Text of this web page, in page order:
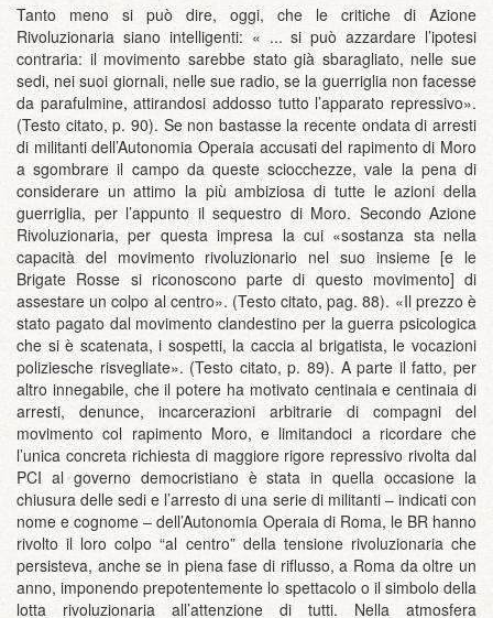
Tanto meno si può dire, oggi, che le critiche di Azione
Rivoluzionaria siano intelligenti: « ... si può azzardare l’ipotesi
contraria: il movimento sarebbe stato già sbaragliato, nelle sue
sedi, nei suoi giornali, nelle sue radio, se la guerriglia non facesse
da parafulmine, attirandosi addosso tutto l’apparato repressivo».
(Testo citato, p. 90). Se non bastasse la recente ondata di arresti
di militanti dell’Autonomia Operaia accusati del rapimento di Moro
a sgombrare il campo da queste sciocchezze, vale la pena di
considerare un attimo la più ambiziosa di tutte le azioni della
guerriglia, per l’appunto il sequestro di Moro. Secondo Azione
Rivoluzionaria, per questa impresa la cui «sostanza sta nella
capacità del movimento rivoluzionario nel suo insieme [e le
Brigate Rosse si riconoscono parte di questo movimento] di
assestare un colpo al centro». (Testo citato, pag. 88). «Il prezzo è
stato pagato dal movimento clandestino per la guerra psicologica
che si è scatenata, i sospetti, la caccia al brigatista, le vocazioni
poliziesche risvegliate». (Testo citato, p. 89). A parte il fatto, per
altro innegabile, che il potere ha motivato centinaia e centinaia di
arresti, denunce, incarcerazioni arbitrarie di compagni del
movimento col rapimento Moro, e limitandoci a ricordare che
l’unica concreta richiesta di maggiore rigore repressivo rivolta dal
PCI al governo democristiano è stata in quella occasione la
chiusura delle sedi e l’arresto di una serie di militanti – indicati con
nome e cognome – dell’Autonomia Operaia di Roma, le BR hanno
rivolto il loro colpo “al centro” della tensione rivoluzionaria che
persisteva, anche se in piena fase di riflusso, a Roma da oltre un
anno, imponendo prepotentemente lo spettacolo o il simbolo della
lotta rivoluzionaria all’attenzione di tutti. Nella atmosfera